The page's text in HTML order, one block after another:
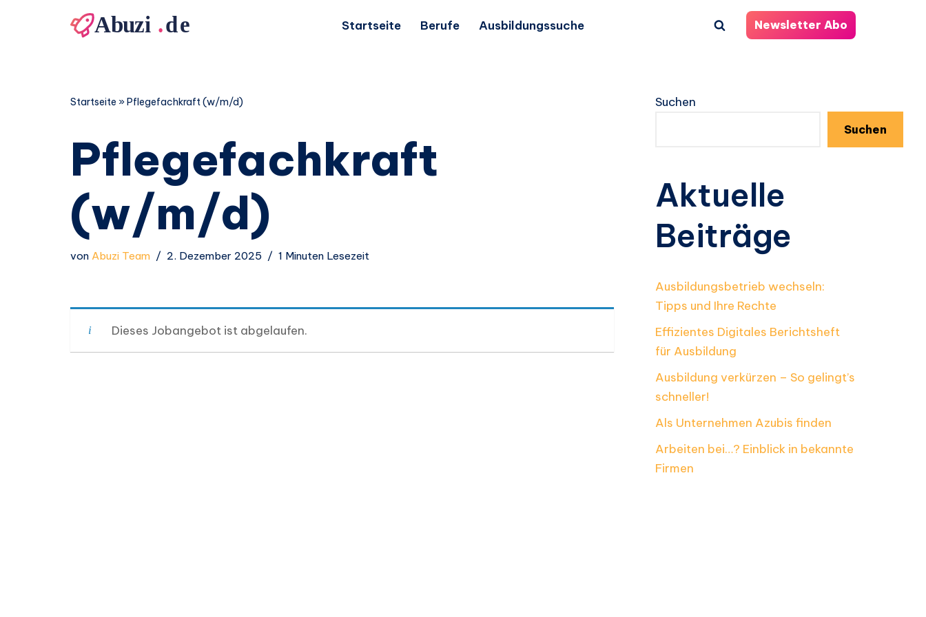
Startseite Berufe Ausbildungssuche Newsletter Abo
Startseite »Pflegefachkraft (w/m/d)
Pflegefachkraft
(w/m/d)
von Abuzi Team 2. Dezember 2025 1 Minuten Lesezeit
Dieses Jobangebot ist abgelaufen.
Suchen
Suchen
Aktuelle
Beiträge
Ausbildungsbetrieb wechseln:
Tipps und Ihre Rechte
Effizientes Digitales Berichtsheft
für Ausbildung
Ausbildung verkürzen – So gelingt’s
schneller!
Als Unternehmen Azubis finden
Arbeiten bei…? Einblick in bekannte
Firmen